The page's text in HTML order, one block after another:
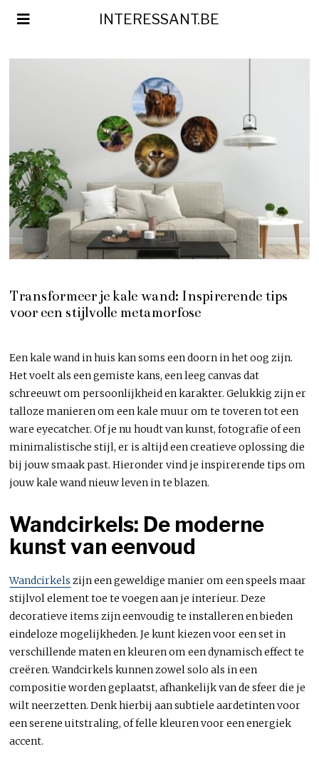
INTERESSANT.BE
Transformeer je kale wand: Inspirerende tips
voor een stijlvolle metamorfose
Een kale wand in huis kan soms een doorn in het oog zijn.
Het voelt als een gemiste kans, een leeg canvas dat
schreeuwt om persoonlijkheid en karakter. Gelukkig zijn er
talloze manieren om een kale muur om te toveren tot een
ware eyecatcher. Of je nu houdt van kunst, fotografie of een
minimalistische stijl, er is altijd een creatieve oplossing die
bij jouw smaak past. Hieronder vind je inspirerende tips om
jouw kale wand nieuw leven in te blazen.
Wandcirkels: De moderne
kunst van eenvoud
Wandcirkels zijn een geweldige manier om een speels maar
stijlvol element toe te voegen aan je interieur. Deze
decoratieve items zijn eenvoudig te installeren en bieden
eindeloze mogelijkheden. Je kunt kiezen voor een set in
verschillende maten en kleuren om een dynamisch effect te
creëren. Wandcirkels kunnen zowel solo als in een
compositie worden geplaatst, afhankelijk van de sfeer die je
wilt neerzetten. Denk hierbij aan subtiele aardetinten voor
een serene uitstraling, of felle kleuren voor een energiek
accent.